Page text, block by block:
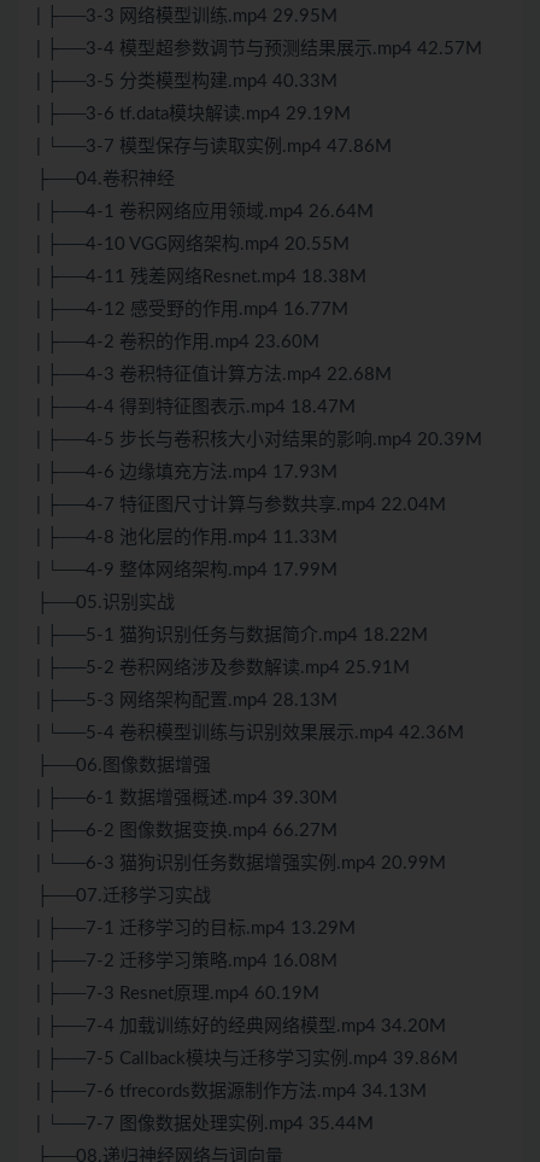
| ├──3-3 网络模型训练.mp4 29.95M
| ├──3-4 模型超参数调节与预测结果展示.mp4 42.57M
| ├──3-5 分类模型构建.mp4 40.33M
| ├──3-6 tf.data模块解读.mp4 29.19M
| └──3-7 模型保存与读取实例.mp4 47.86M
├──04.卷积神经
| ├──4-1 卷积网络应用领域.mp4 26.64M
| ├──4-10 VGG网络架构.mp4 20.55M
| ├──4-11 残差网络Resnet.mp4 18.38M
| ├──4-12 感受野的作用.mp4 16.77M
| ├──4-2 卷积的作用.mp4 23.60M
| ├──4-3 卷积特征值计算方法.mp4 22.68M
| ├──4-4 得到特征图表示.mp4 18.47M
| ├──4-5 步长与卷积核大小对结果的影响.mp4 20.39M
| ├──4-6 边缘填充方法.mp4 17.93M
| ├──4-7 特征图尺寸计算与参数共享.mp4 22.04M
| ├──4-8 池化层的作用.mp4 11.33M
| └──4-9 整体网络架构.mp4 17.99M
├──05.识别实战
| ├──5-1 猫狗识别任务与数据简介.mp4 18.22M
| ├──5-2 卷积网络涉及参数解读.mp4 25.91M
| ├──5-3 网络架构配置.mp4 28.13M
| └──5-4 卷积模型训练与识别效果展示.mp4 42.36M
├──06.图像数据增强
| ├──6-1 数据增强概述.mp4 39.30M
| ├──6-2 图像数据变换.mp4 66.27M
| └──6-3 猫狗识别任务数据增强实例.mp4 20.99M
├──07.迁移学习实战
| ├──7-1 迁移学习的目标.mp4 13.29M
| ├──7-2 迁移学习策略.mp4 16.08M
| ├──7-3 Resnet原理.mp4 60.19M
| ├──7-4 加载训练好的经典网络模型.mp4 34.20M
| ├──7-5 Callback模块与迁移学习实例.mp4 39.86M
| ├──7-6 tfrecords数据源制作方法.mp4 34.13M
| └──7-7 图像数据处理实例.mp4 35.44M
├──08.递归神经网络与词向量